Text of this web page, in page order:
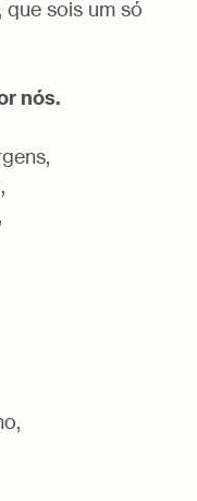
que sois um só
nós.